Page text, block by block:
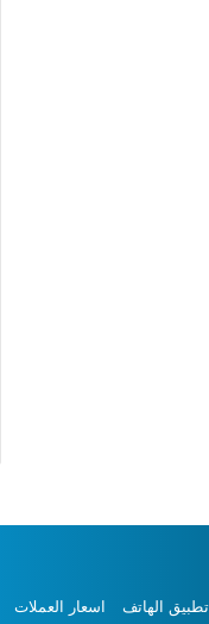
تطبيق الهاتف اسعار العملات